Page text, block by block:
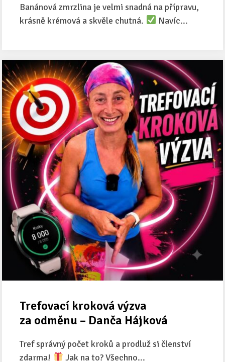
Banánová zmrzlina je velmi snadná na přípravu,
krásně krémová a skvěle chutná.
Navíc...
Trefovací kroková výzva
za odměnu – Danča Hájková
Tref správný počet kroků a prodluž si členství
zdarma!
Jak na to? Všechno...